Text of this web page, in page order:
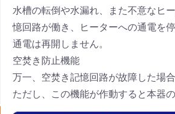
水槽の転倒や水漏れ、また不意なヒ
憶回路が働き、ヒーターへの通電を
通電は再開しません。
空焚き防止機能
万一、空焚き記憶回路が故障した場
ただし、この機能が作動すると本器